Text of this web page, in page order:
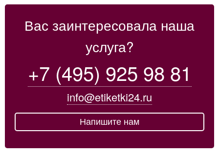
Вас заинтересовала наша
услуга?
+7 (495) 925 98 81
info@etiketki24.ru
Напишите нам